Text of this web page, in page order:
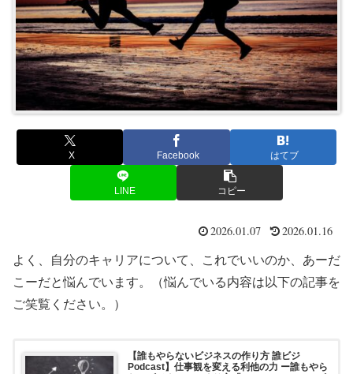
X Facebook はてブ
LINE コピー
2026.01.07 2026.01.16
よく、自分のキャリアについて、これでいいのか、あーだ
こーだと悩んでいます。（悩んでいる内容は以下の記事を
ご笑覧ください。）
【誰もやらないビジネスの作り方 誰ビジ
Podcast】仕事観を変える利他の力 ー誰もやら